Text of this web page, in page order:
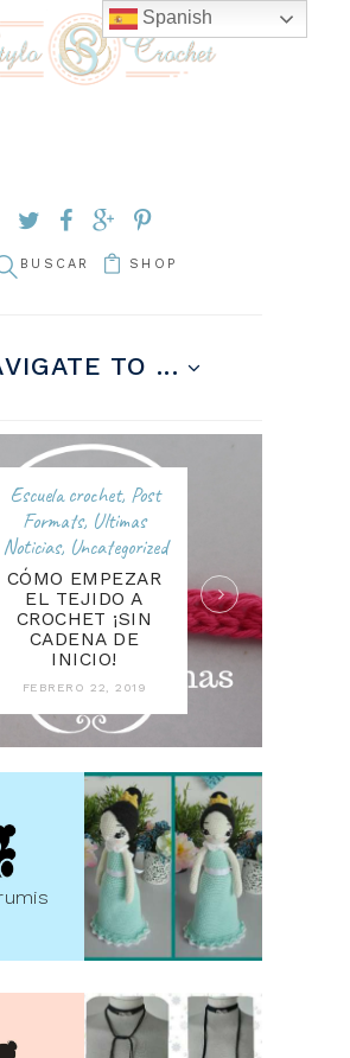
SHOP
TO ...
Escuela crochet, Post
Formats, Ultimas
Noticias, Uncategorized
CÓMO EMPEZAR
EL TEJIDO A
CROCHET ¡SIN
CADENA DE
INICIO!
FEBRERO 22, 2019
Spanish